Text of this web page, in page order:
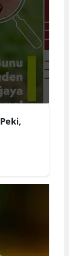
Denizli
Diyarbakır
Erzincan
Giresun